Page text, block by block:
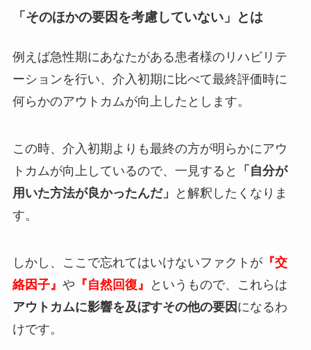
「そのほかの要因を考慮していない」とは
例えば急性期にあなたがある患者様のリハビリテ
ーションを行い、介入初期に比べて最終評価時に
何らかのアウトカムが向上したとします。
この時、介入初期よりも最終の方が明らかにアウ
トカムが向上しているので、一見すると
「自分が
用いた方法が良かったんだ」
と解釈したくなりま
す。
しかし、ここで忘れてはいけないファクトが『交
絡因子』 や 『自然回復』
というもので、これらは
アウトカムに影響を及ぼすその他の要因 になるわ
けです。